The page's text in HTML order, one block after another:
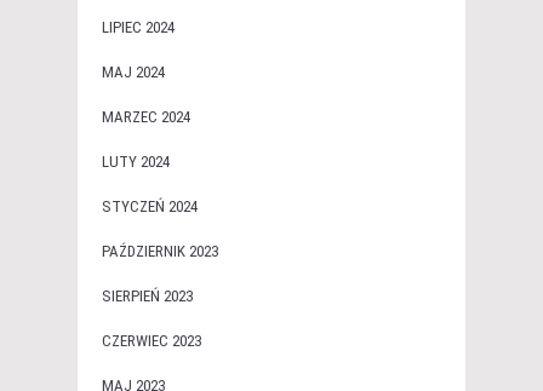
LIPIEC 2024
MAJ 2024
MARZEC 2024
LUTY 2024
STYCZEŃ 2024
PAŹDZIERNIK 2023
SIERPIEŃ 2023
CZERWIEC 2023
MAJ 2023